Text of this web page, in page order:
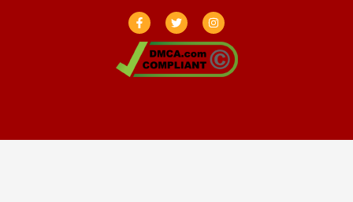
c
e
b
o
o
k
-
i
t
t
e
r
s
t
a
g
r
a
m